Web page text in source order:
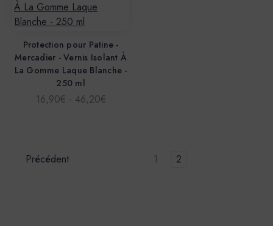
Protection pour Patine -
Mercadier - Vernis Isolant À
La Gomme Laque Blanche -
250 ml
16,90€ - 46,20€
Précédent 1 2